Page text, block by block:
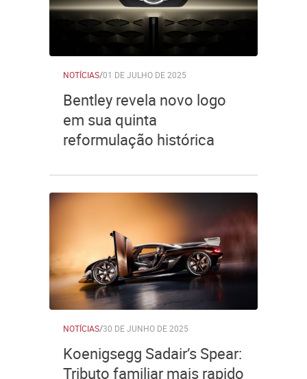
NOTÍCIAS/01 DE JULHO DE 2025
Bentley revela novo logo
em sua quinta
reformulação histórica
NOTÍCIAS/30 DE JUNHO DE 2025
Koenigsegg Sadair’s Spear:
Tributo familiar mais rapido